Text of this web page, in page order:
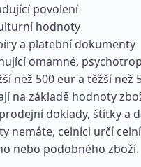
povolení
hodnoty
a platební dokumenty
omamné,
než 500 eur a těžší než
na základě hodnoty
doklady, štítky a
nemáte, celníci určí
nebo podobného zboží.